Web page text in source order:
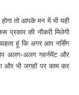
तो आपके मन में भी यही
प्रकार की नौकरी मिलेगी
हूं कि अगर आप नर्सिंग
अलग-अलग गवर्नमेंट और
और भी जगहों पर काम कर